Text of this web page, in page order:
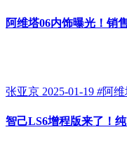
阿维塔06内饰曝光！销
张亚京 2025-01-19 #阿维
智己LS6增程版来了！